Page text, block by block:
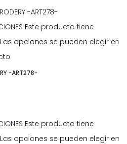
Este producto tiene
opciones se pueden elegir en
-ART278-
Este producto tiene
opciones se pueden elegir en